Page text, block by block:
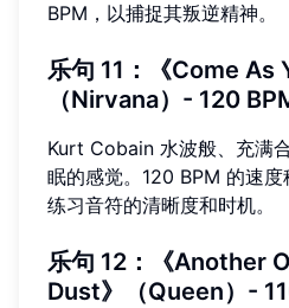
BPM，以捕捉其叛逆精神。
乐句 11：《Come As
（Nirvana）- 120
Kurt Cobain 水波般、充满
眠的感觉。120 BPM 的速
练习音符的清晰度和时机。
乐句 12：《Another
Dust》（Queen）-